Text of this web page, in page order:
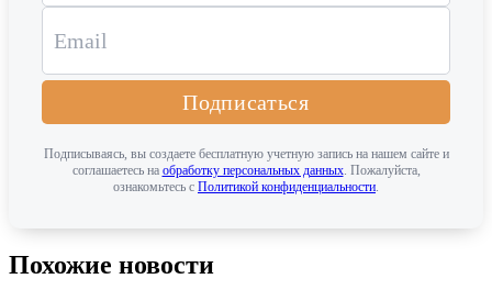
Подписаться
Подписываясь, вы создаете бесплатную учетную запись на нашем сайте и
соглашаетесь на обработку персональных данных. Пожалуйста,
ознакомьтесь с Политикой конфиденциальности.
Похожие новости